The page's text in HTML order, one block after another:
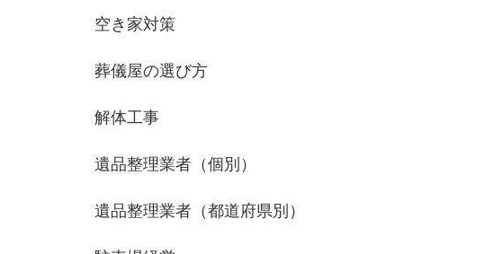
空き家対策
葬儀屋の選び方
解体工事
遺品整理業者（個別）
遺品整理業者（都道府県別）